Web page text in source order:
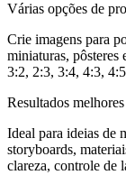
Várias opções de
Crie imagens para
miniaturas, pôsteres
3:2, 2:3, 3:4, 4:3,
Resultados
Ideal para ideias de
storyboards,
clareza, controle de